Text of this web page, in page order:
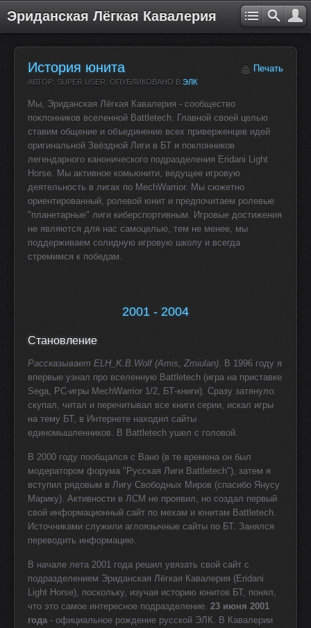
Эриданская Лёгкая Кавалерия
Печать
История юнита
АВТОР: SUPER USER. ОПУБЛИКОВАНО В ЭЛК
Мы, Эриданская Лёгкая Кавалерия - сообщество
поклонников вселенной Battletech. Главной своей целью
ставим общение и объединение всех приверженцев идей
оригинальной Звёздной Лиги в БТ и поклонников
легендарного канонического подразделения Eridani Light
Horse. Мы активное комьюнити, ведущее игровую
деятельность в лигах по MechWarrior. Мы сюжетно
ориентированный, ролевой юнит и предпочитаем ролевые
"планетарные" лиги киберспортивным. Игровые достижения
не являются для нас самоцелью, тем не менее, мы
поддерживаем солидную игровую школу и всегда
стремимся к победам.
2001 - 2004
Становление
Рассказывает ELH_K.B.Wolf (Amis, Zmiulan). В 1996 году я
впервые узнал про вселенную Battletech (игра на приставке
Sega, PC-игры MechWarrior 1/2, БТ-книги). Сразу затянуло:
скупал, читал и перечитывал все книги серии, искал игры
на тему БТ, в Интернете находил сайты
единомышленников. В Battletech ушел с головой.
В 2000 году пообщался с Вано (в те времена он был
модератором форума "Русская Лиги Battletech"), затем я
вступил рядовым в Лигу Свободных Миров (спасибо Янусу
Марику). Активности в ЛСМ не проявил, но создал первый
свой информационный сайт по мехам и юнитам Battletech.
Источниками служили аглоязычные сайты по БТ. Занялся
переводить информацию.
В начале лета 2001 года решил увязать свой сайт с
подразделением Эриданская Лёгкая Кавалерия (Eridani
Light Horse), поскольку, изучая историю юнитов БТ, понял,
что это самое интересное подразделение. 23 июня 2001
года - официальное рождение русской ЭЛК. В Кавалерии